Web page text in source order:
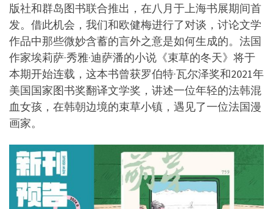
版社和群岛图书联合推出，在八月于上海书展期间首
发。借此机会，我们和欧健梅进行了对谈，讨论文学
作品中那些微妙含蓄的言外之意是如何生成的。法国
作家埃莉萨·秀雅·迪萨潘的小说《束草的冬天》将于
本期开始连载，这本书曾获罗伯特·瓦尔泽奖和2021年
美国国家图书奖翻译文学奖，讲述一位年轻的法韩混
血女孩，在韩朝边境的束草小镇，遇见了一位法国漫
画家。